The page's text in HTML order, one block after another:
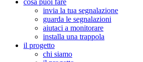
cosa puoi fare
invia la tua segnalazione
guarda le segnalazioni
aiutaci a monitorare
installa una trappola
il progetto
chi siamo